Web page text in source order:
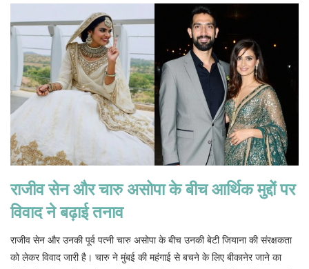
राजीव सेन और चारु असोपा के बीच आर्थिक मुद्दों पर
विवाद ने बढ़ाई तनाव
राजीव सेन और उनकी पूर्व पत्नी चारु असोपा के बीच उनकी बेटी जियाना की संरक्षकता
को लेकर विवाद जारी है। चारु ने मुंबई की महंगाई से बचने के लिए बीकानेर जाने का